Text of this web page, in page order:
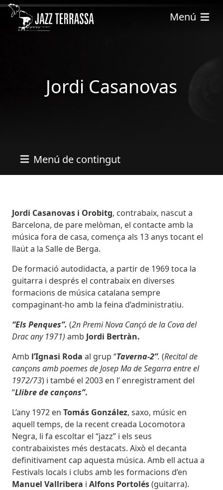
Pasar al contenido principal
Menú
Jordi Casanovas
Menú de contingut
Bio
Jordi Casanovas i Orobitg, contrabaix, nascut a
Barcelona, de pare melòman, el contacte amb la
música fora de casa, comença als 13 anys tocant el
llaüt a la Salle de Berga.
De formació autodidacta, a partir de 1969 toca la
guitarra i després el contrabaix en diverses
formacions de música catalana sempre
compaginant-ho amb la feina d’administratiu.
“Els Penques”. (2n Premi Nova Cançó de la Cova del
Drac any 1971) amb Jordi Bertràn.
Amb l’Ignasi Roda al grup “Taverna-2”. (Recital de
cançons amb poemes de Josep Ma de Segarra entre el
1972/73) i també el 2003 en l’ enregistrament del
“Llibre de cançons”.
L’any 1972 en Tomás González, saxo, músic en
aquell temps, de la recent creada Locomotora
Negra, li fa escoltar el “jazz” i els seus
contrabaixistes més destacats. Això el decanta
definitivament cap aquesta música. Amb ell actua a
Festivals locals i clubs amb les formacions d’en
Manuel Vallribera i Alfons Portolés(guitarra).